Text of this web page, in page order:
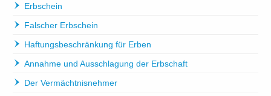
Erbschein
Falscher Erbschein
Haftungsbeschränkung für Erben
Annahme und Ausschlagung der Erbschaft
Der Vermächtnisnehmer